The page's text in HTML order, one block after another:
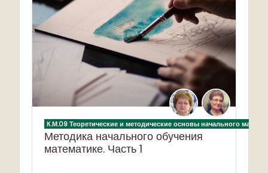
К.М.09 Теоретические и методические основы начального
Методика начального обучения
математике. Часть 1